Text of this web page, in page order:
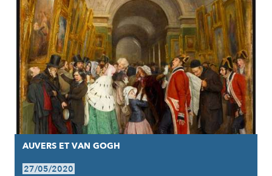
AUVERS ET VAN GOGH
27/05/2020